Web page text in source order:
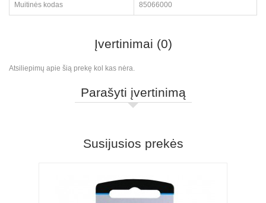
Muitinės kodas 85066000
Įvertinimai (0)
Atsiliepimų apie šią prekę kol kas nėra.
Parašyti įvertinimą
Susijusios prekės